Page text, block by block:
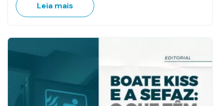
Leia mais